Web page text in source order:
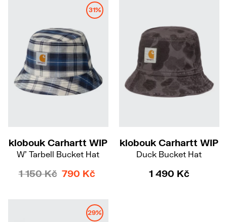
31%
klobouk Carhartt WIP
W' Tarbell Bucket Hat
1 150 Kč 790 Kč
klobouk Carhartt WIP
Duck Bucket Hat
1 490 Kč
29%